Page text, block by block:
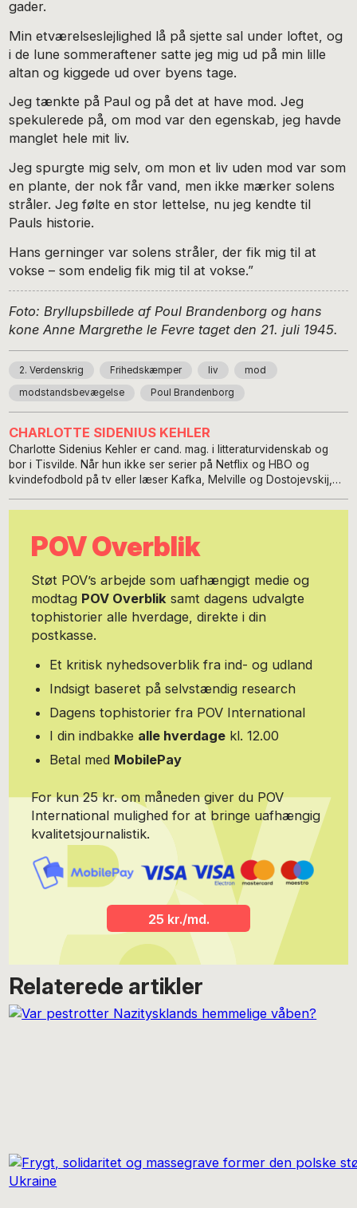
gader.
Min etværelseslejlighed lå på sjette sal under loftet, og
i de lune sommeraftener satte jeg mig ud på min lille
altan og kiggede ud over byens tage.
Jeg tænkte på Paul og på det at have mod. Jeg
spekulerede på, om mod var den egenskab, jeg havde
manglet hele mit liv.
Jeg spurgte mig selv, om mon et liv uden mod var som
en plante, der nok får vand, men ikke mærker solens
stråler. Jeg følte en stor lettelse, nu jeg kendte til
Pauls historie.
Hans gerninger var solens stråler, der fik mig til at
vokse – som endelig fik mig til at vokse.”
Foto: Bryllupsbillede af Poul Brandenborg og hans
kone Anne Margrethe le Fevre taget den 21. juli 1945.
2. Verdenskrig Frihedskæmper liv mod
modstandsbevægelse Poul Brandenborg
CHARLOTTE SIDENIUS KEHLER
Charlotte Sidenius Kehler er cand. mag. i litteraturvidenskab og
bor i Tisvilde. Når hun ikke ser serier på Netflix og HBO og
kvindefodbold på tv eller læser Kafka, Melville og Dostojevskij,
hun nærmest født med en fodbold på tåspidserne og har bl.a.
Hun er født i 1965, har skrevet debatindlæg i dagbladene og fem
bøger, heriblandt romanen ‘Brændt af solen’.
POV Overblik
Støt POV’s arbejde som uafhængigt medie og
modtag POV Overbliksamt dagens udvalgte
tophistorier alle hverdage, direkte i din
postkasse.
Et kritisk nyhedsoverblik fra ind- og udland
Indsigt baseret på selvstændig research
Dagens tophistorier fra POV International
I din indbakke alle hverdage kl. 12.00
Betal med MobilePay
For kun 25 kr. om måneden giver du POV
International mulighed for at bringe uafhængig
kvalitetsjournalistik.
25 kr./md.
Relaterede artikler